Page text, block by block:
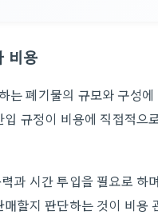
비용
는 폐기물의 규모와 구성
규정이 비용에 직접적
과 시간 투입을 필요로
할지 판단하는 것이 비